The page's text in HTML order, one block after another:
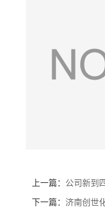
上一篇： 公司新到
下一篇： 济南创世